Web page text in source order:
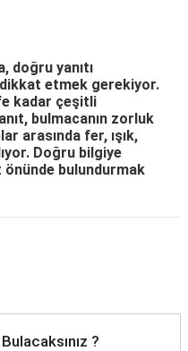
doğru yanıtı
dikkat etmek gerekiyor.
kadar çeşitli
bulmacanın zorluk
arasında fer, ışık,
Doğru bilgiye
önünde bulundurmak
?